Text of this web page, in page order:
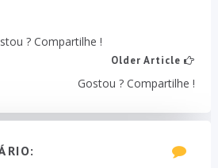
? Compartilhe !
Older Article
Gostou ? Compartilhe !